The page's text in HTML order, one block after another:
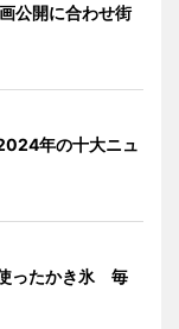
公開に合わせ街
年の十大ニュ
ったかき氷 毎